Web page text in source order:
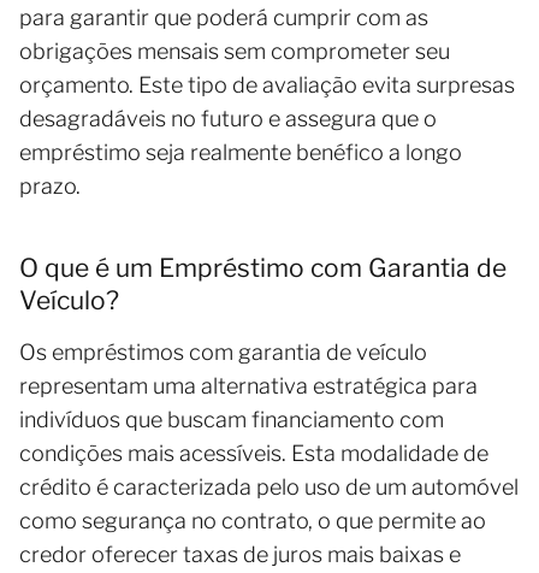
para garantir que poderá cumprir com as
obrigações mensais sem comprometer seu
orçamento. Este tipo de avaliação evita surpresas
desagradáveis no futuro e assegura que o
empréstimo seja realmente benéfico a longo
prazo.
O que é um Empréstimo com Garantia de
Veículo?
Os empréstimos com garantia de veículo
representam uma alternativa estratégica para
indivíduos que buscam financiamento com
condições mais acessíveis. Esta modalidade de
crédito é caracterizada pelo uso de um automóvel
como segurança no contrato, o que permite ao
credor oferecer taxas de juros mais baixas e